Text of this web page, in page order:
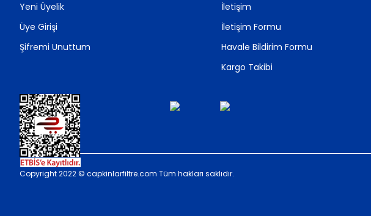
Yeni Üyelik
Üye Girişi
Şifremi Unuttum
İletişim
İletişim Formu
Havale Bildirim Formu
Kargo Takibi
Copyright 2022 © capkinlarfiltre.com Tüm hakları saklıdır.